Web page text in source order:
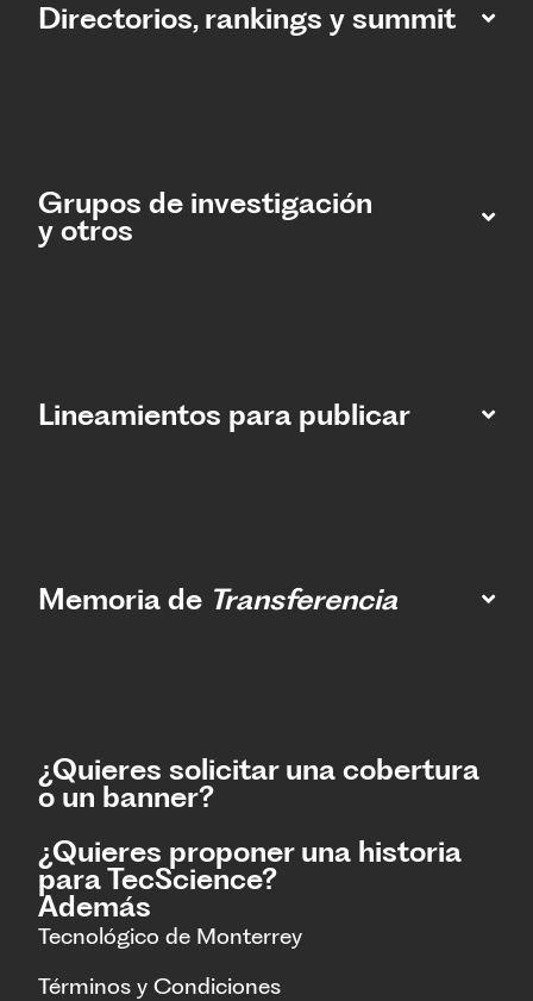
Directorios, rankings y summit
Grupos de investigación
y otros
Lineamientos para publicar
Memoria de Transferencia
¿Quieres solicitar una cobertura
o un banner?
¿Quieres proponer una historia
para TecScience?
Además
Tecnológico de Monterrey
Términos y Condiciones